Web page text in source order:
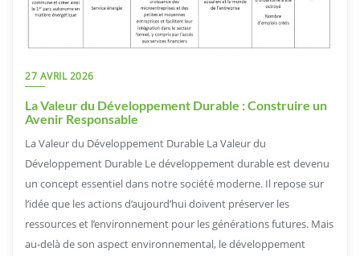
27 AVRIL 2026
La Valeur du Développement Durable : Construire un
Avenir Responsable
La Valeur du Développement Durable La Valeur du
Développement Durable Le développement durable est devenu
un concept essentiel dans notre société moderne. Il repose sur
l’idée que les actions d’aujourd’hui doivent préserver les
ressources et l’environnement pour les générations futures. Mais
au-delà de son aspect environnemental, le développement